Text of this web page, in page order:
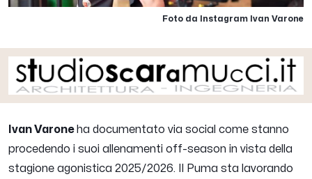
Foto da Instagram Ivan Varone
Ivan Varone ha documentato via social come stanno
procedendo i suoi allenamenti off-season in vista della
stagione agonistica 2025/2026. Il Puma sta lavorando